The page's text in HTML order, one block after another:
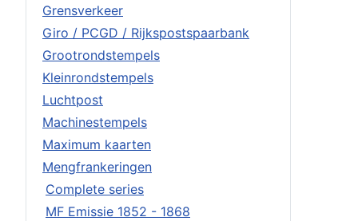
Grensverkeer
Giro / PCGD / Rijkspostspaarbank
Grootrondstempels
Kleinrondstempels
Luchtpost
Machinestempels
Maximum kaarten
Mengfrankeringen
Complete series
MF Emissie 1852 - 1868